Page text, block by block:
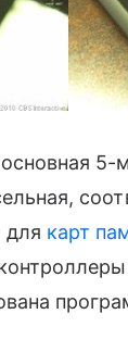
5-
для карт